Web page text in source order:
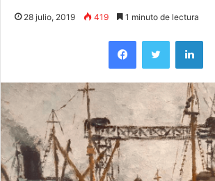
28 julio, 2019 419 1 minuto de lectura